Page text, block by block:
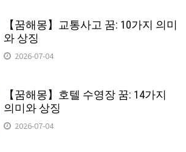
【꿈해몽】교통사고 꿈: 10가지 의미
와 상징
2026-07-04
【꿈해몽】호텔 수영장 꿈: 14가지
의미와 상징
2026-07-04